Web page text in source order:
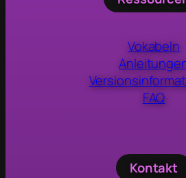
Vokabeln
FAQ
Kontakt